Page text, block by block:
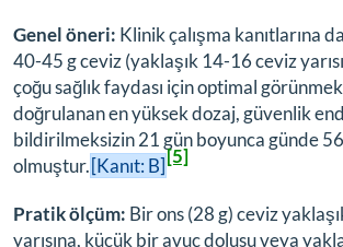
Genel öneri: Klinik çalışma kanıtlarına
40-45 g ceviz (yaklaşık 14-16 ceviz
çoğu sağlık faydası için optimal
doğrulanan en yüksek dozaj, güvenlik
bildirilmeksizin 21 gün boyunca günde 56
olmuştur.[Kanıt: B][5]
Pratik ölçüm: Bir ons (28 g) ceviz
yarısına, küçük bir avuç dolusu veya